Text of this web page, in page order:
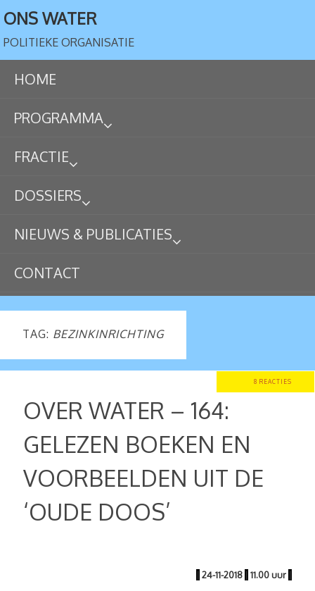
ONS WATER
POLITIEKE ORGANISATIE
HOME
PROGRAMMA
FRACTIE
DOSSIERS
NIEUWS & PUBLICATIES
CONTACT
TAG: BEZINKINRICHTING
8 REACTIES
OVER WATER – 164:
GELEZEN BOEKEN EN
VOORBEELDEN UIT DE
‘OUDE DOOS’
| 24-11-2018 | 11.00 uur |